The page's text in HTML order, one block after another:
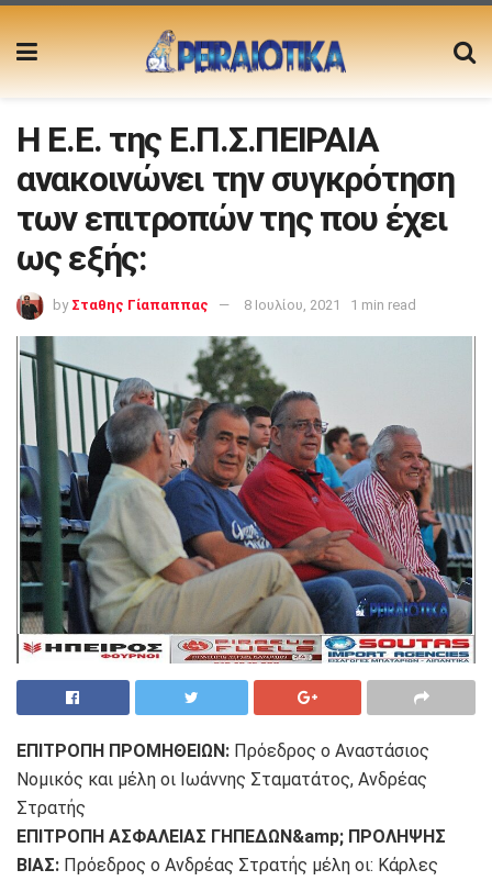
Η Ε.Ε. της Ε.Π.Σ.ΠΕΙΡΑΙΑ
ανακοινώνει την συγκρότηση
των επιτροπών της που έχει
ως εξής:
by Σταθης Γίαπαππας 8 Ιουλίου, 2021 1 min read
ΕΠΙΤΡΟΠΗ ΠΡΟΜΗΘΕΙΩΝ: Πρόεδρος ο Αναστάσιος
Νομικός και μέλη οι Ιωάννης Σταματάτος, Ανδρέας
Στρατής
ΕΠΙΤΡΟΠΗ ΑΣΦΑΛΕΙΑΣ ΓΗΠΕΔΩΝ&amp; ΠΡΟΛΗΨΗΣ
ΒΙΑΣ: Πρόεδρος ο Ανδρέας Στρατής μέλη οι: Κάρλες